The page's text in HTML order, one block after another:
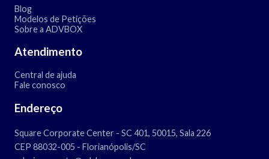
Blog
Modelos de Petições
Sobre a ADVBOX
Atendimento
Central de ajuda
Fale conosco
Endereço
Square Corporate Center - SC 401, 50015, Sala 226
CEP 88032-005 - Florianópolis/SC